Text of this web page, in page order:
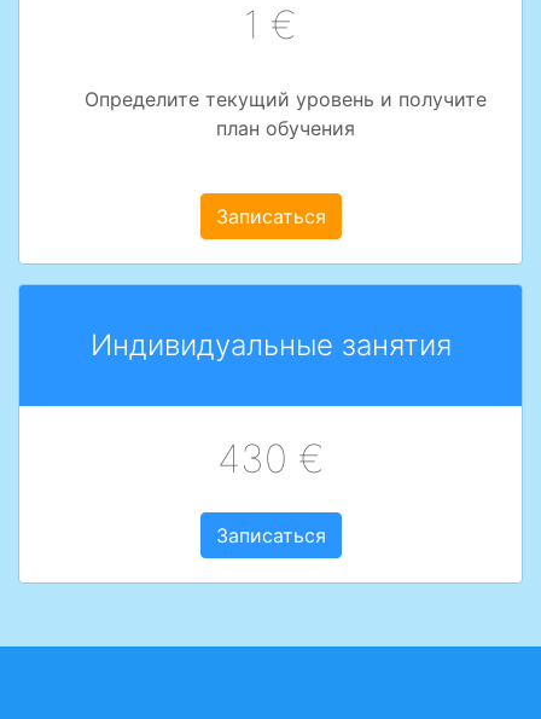
1 €
Определите текущий уровень и получите
план обучения
Записаться
Индивидуальные занятия
430 €
Записаться